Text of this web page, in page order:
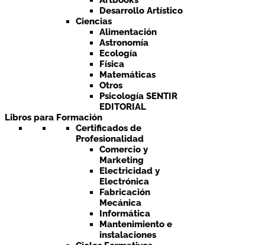
Desarrollo Artístico
Ciencias
Alimentación
Astronomía
Ecología
Física
Matemáticas
Otros
Psicología SENTIR
EDITORIAL
Libros para Formación
Certificados de
Profesionalidad
Comercio y
Marketing
Electricidad y
Electrónica
Fabricación
Mecánica
Informática
Mantenimiento e
instalaciones